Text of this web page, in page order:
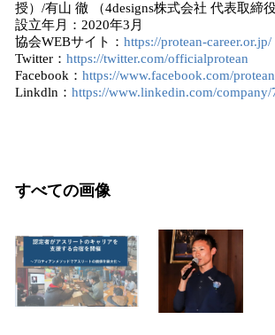
授）/有山 徹 （4designs株式会社 代表取締役
設立年月：2020年3月
協会WEBサイト： https://protean-career.or.jp/
Twitter： https://twitter.com/officialprotean
Facebook： https://www.facebook.com/
Linkdln： https://www.linkedin.com/
すべての画像